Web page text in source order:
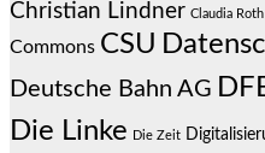
Christian Lindner Claudia Roth
Commons CSU
Deutsche Bahn AG
Die Linke Die Zeit